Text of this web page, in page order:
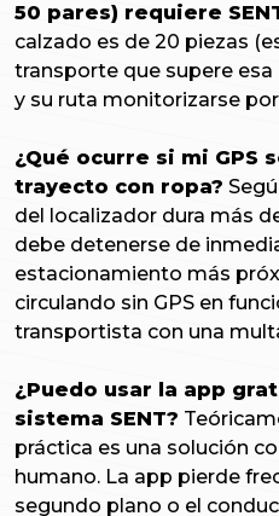
50 pares) requiere
calzado es de 20 piezas
transporte que supere
y su ruta monitorizarse por
¿Qué ocurre si mi GPS
trayecto con ropa?
del localizador dura más
debe detenerse de
estacionamiento más
circulando sin GPS en
transportista con una
¿Puedo usar la app
sistema SENT?
práctica es una solución
humano. La app pierde
segundo plano o el